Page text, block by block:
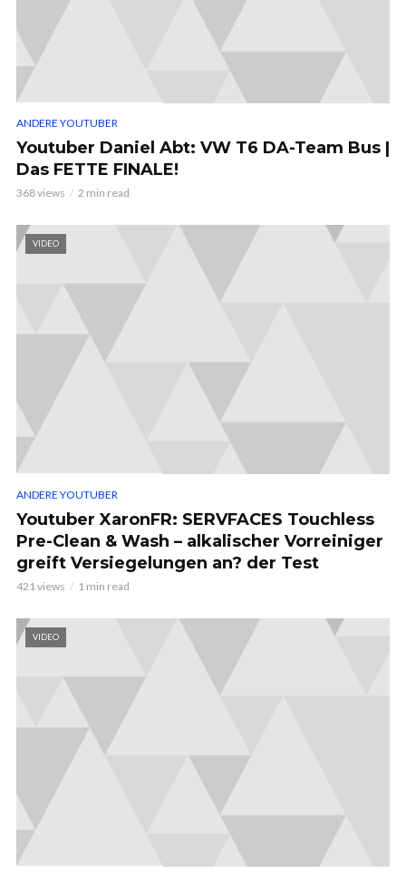
ANDERE YOUTUBER
Youtuber Daniel Abt: VW T6 DA-Team Bus |
Das FETTE FINALE!
368 views 2 min read
VIDEO
ANDERE YOUTUBER
Youtuber XaronFR: SERVFACES Touchless
Pre-Clean & Wash – alkalischer Vorreiniger
greift Versiegelungen an? der Test
421 views 1 min read
VIDEO